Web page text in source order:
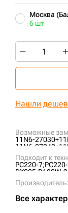
Возможные
11N6-
11N6-
400401-
41075E+49137;
474-
600-185-
MA811*
Подходит к
PC220-7;
DX225;R180W-
Производитель:
Все
Москва
6 шт
Нашли